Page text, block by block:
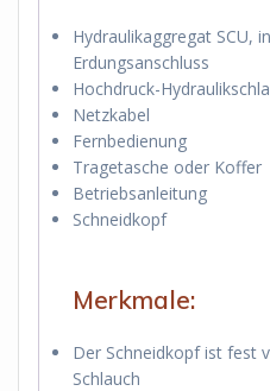
Hydraulikaggregat SCU,
Erdungsanschluss
Hochdruck-
Netzkabel
Fernbedienung
Tragetasche oder Koffer
Betriebsanleitung
Schneidkopf
Merkmale:
Der Schneidkopf ist fest
Schlauch